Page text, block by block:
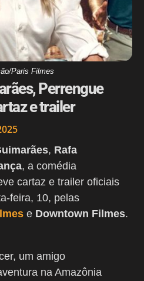
Paris Filmes
Perrengue
e trailer
, Rafa
, a comédia
cartaz e trailer oficiais
feira, 10, pelas
e Downtown Filmes.
um amigo
na Amazônia